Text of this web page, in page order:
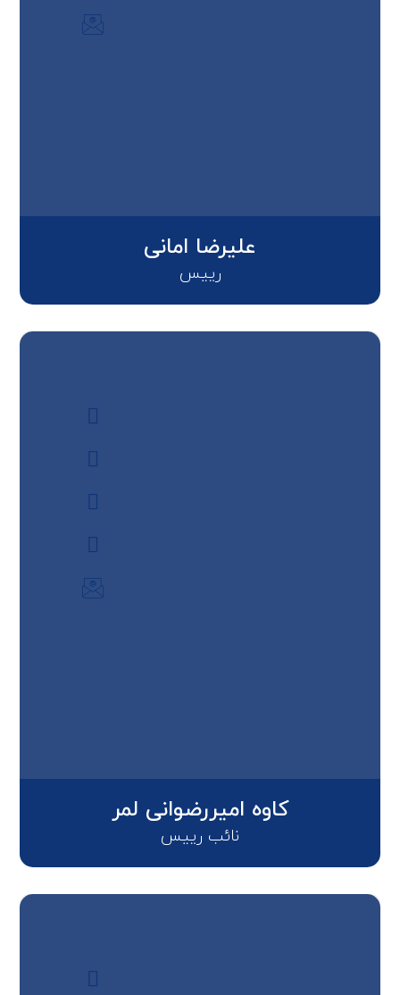
علیرضا امانی
رییس
کاوه امیررضوانی لمر
نائب رییس